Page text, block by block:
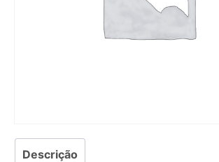
Descrição